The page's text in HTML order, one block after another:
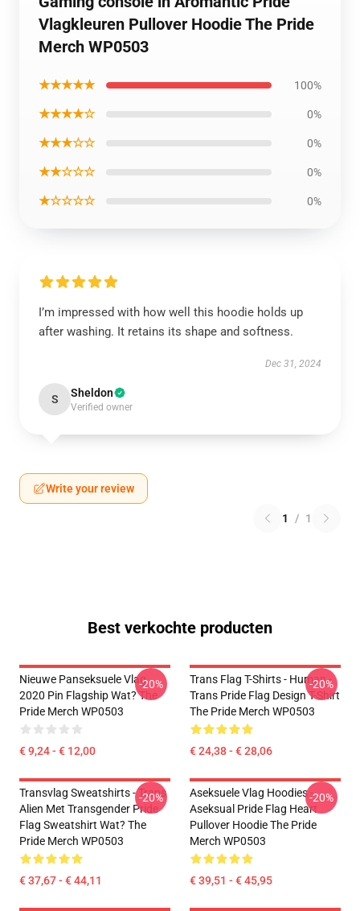
Vlagkleuren Pullover Hoodie The Pride
Merch WP0503
★★★★★ 100%
★★★★☆ 0%
★★★☆☆ 0%
★★☆☆☆ 0%
★☆☆☆☆ 0%
I’m impressed with how well this hoodie holds up
after washing. It retains its shape and softness.
Dec 31, 2024
S Sheldon
Verified owner
Write your review
1 / 1
Best verkochte producten
Nieuwe Panseksuele Vlag
2020 Pin Flagship Wat? The
Pride Merch WP0503
€ 9,24 - € 12,00
-20%
Trans Flag T-Shirts - Human -
Trans Pride Flag Design T-Shirt
The Pride Merch WP0503
€ 24,38 - € 28,06
-20%
Transvlag Sweatshirts - Trans
Alien Met Transgender Pride
Flag Sweatshirt Wat? The
Pride Merch WP0503
€ 37,67 - € 44,11
-20%
Aseksuele Vlag Hoodies -
Aseksual Pride Flag Heart
Pullover Hoodie The Pride
Merch WP0503
€ 39,51 - € 45,95
-20%